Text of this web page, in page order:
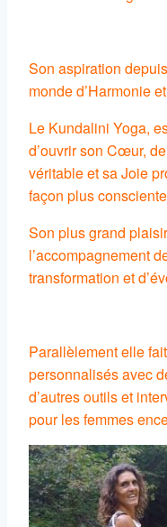
Son aspiration
monde d’Harmonie
Le Kundalini Yoga,
d’ouvrir son Cœur,
véritable et sa Joie
façon plus
Son plus grand
l’accompagnement
transformation et
Parallèlement elle
personnalisés avec
d’autres outils et
pour les femmes